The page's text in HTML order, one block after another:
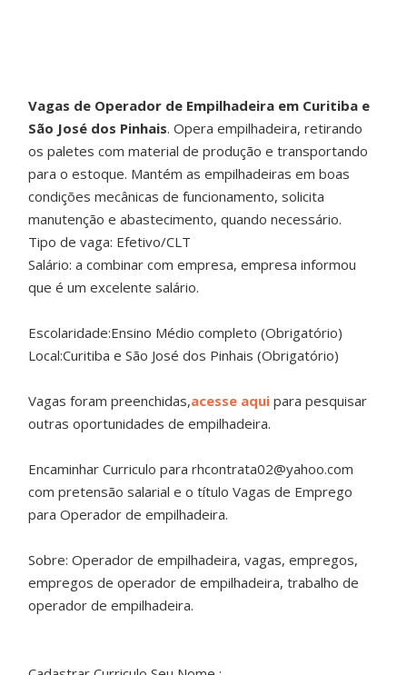
Vagas de Operador de Empilhadeira em Curitiba e
São José dos Pinhais. Opera empilhadeira, retirando
os paletes com material de produção e transportando
para o estoque. Mantém as empilhadeiras em boas
condições mecânicas de funcionamento, solicita
manutenção e abastecimento, quando necessário.
Tipo de vaga: Efetivo/CLT
Salário: a combinar com empresa, empresa informou
que é um excelente salário.
Escolaridade:Ensino Médio completo (Obrigatório)
Local:Curitiba e São José dos Pinhais (Obrigatório)
Vagas foram preenchidas,acesse aqui para pesquisar
outras oportunidades de empilhadeira.
Encaminhar Curriculo para rhcontrata02@yahoo.com
com pretensão salarial e o título Vagas de Emprego
para Operador de empilhadeira.
Sobre: Operador de empilhadeira, vagas, empregos,
empregos de operador de empilhadeira, trabalho de
operador de empilhadeira.